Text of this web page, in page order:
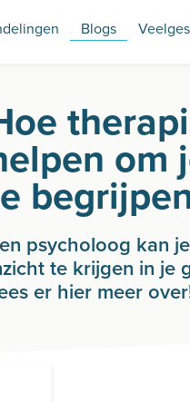
Blogs
om
psycholoog kan
te krijgen in je
er hier meer